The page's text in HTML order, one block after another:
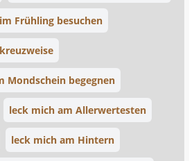
Frühling besuchen
Mondschein begegnen
leck mich am Allerwertesten
leck mich am Hintern